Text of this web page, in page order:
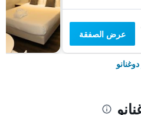
عرض الصفقة